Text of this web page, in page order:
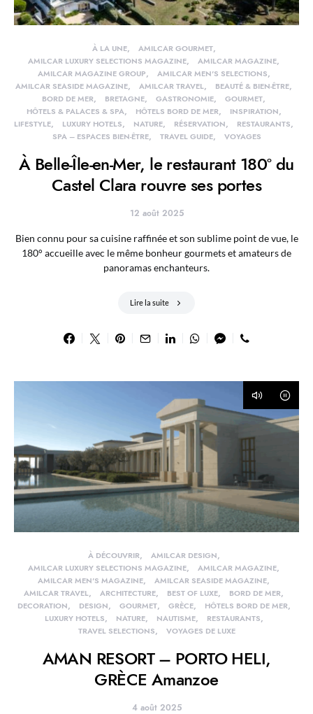
À LA UNE
AMILCAR GOURMET
AMILCAR LUXURY SELECTIONS MAGAZINE
AMILCAR MAGAZINE
AMILCAR MAGAZINE GROUP
AMILCAR MEN'S SELECTIONS
AMILCAR SEASIDE MAGAZINE
AMILCAR TRAVEL
BEAUTÉ & BIEN-ÊTRE
BORD DE MER
BRETAGNE GASTRONOMIE
GOURMET
HÔTELS & PALACES & SPA
HÔTELS BORD DE MER
INSPIRATION
LIFESTYLE
LUXURY HOTELS NATURE RÉSERVATION
RESTAURANTS
SPA – ESPACES BIEN-ÊTRE
TRAVEL GUIDE VOYAGES
À Belle-Île-en-Mer, le restaurant 180° du
Castel Clara rouvre ses portes
12 août 2025
Bien connu pour sa cuisine raffinée et son sublime point de vue, le
180° accueille avec le même bonheur gourmets et amateurs de
panoramas enchanteurs.
Lire la suite
À DÉCOUVRIR
AMILCAR DESIGN
AMILCAR LUXURY SELECTIONS MAGAZINE
AMILCAR MAGAZINE
AMILCAR MEN'S MAGAZINE
AMILCAR SEASIDE MAGAZINE
AMILCAR TRAVEL
ARCHITECTURE BEST OF LUXE
BORD DE MER
DECORATION
DESIGN GOURMET GRÈCE
HÔTELS BORD DE MER
LUXURY HOTELS
NATURE NAUTISME
RESTAURANTS
TRAVEL SELECTIONS
VOYAGES DE LUXE
AMAN RESORT – PORTO HELI,
GRÈCE Amanzoe
4 août 2025